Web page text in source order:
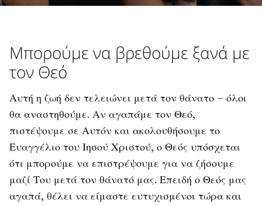
Μπορούμε να βρεθούμε ξανά με
τον Θεό
Αυτή η ζωή δεν τελειώνει μετά τον θάνατο – όλοι
θα αναστηθούμε. Αν αγαπάμε τον Θεό,
πιστέψουμε σε Αυτόν και ακολουθήσουμε το
Ευαγγέλιο του Ιησού Χριστού, ο Θεός υπόσχεται
ότι μπορούμε να επιστρέψουμε για να ζήσουμε
μαζί Του μετά τον θάνατό μας. Επειδή ο Θεός μας
αγαπά, θέλει να είμαστε ευτυχισμένοι τώρα και